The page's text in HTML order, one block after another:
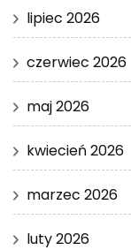
lipiec 2026
czerwiec 2026
maj 2026
kwiecień 2026
marzec 2026
luty 2026